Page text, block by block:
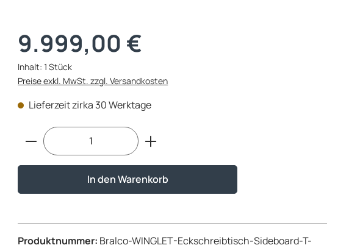
Regulärer Preis:
9.999,00 €
Inhalt:1 Stück
Preise exkl. MwSt. zzgl. Versandkosten
Lieferzeit zirka 30 Werktage
Produkt Anzahl: Gib den gewünschten Wert
In den Warenkorb
Produktnummer: Bralco-WINGLET-Eckschreibtisch-Sideboard-T-